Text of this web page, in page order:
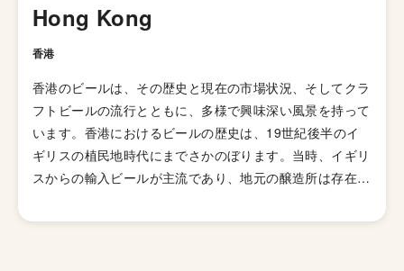
素を加えて頭部を取り除きドライで爽やかな飲み口を実現
した「ブリュットIPA」、ホップが強烈でアルコール度数
味の少ないホップを使い、ジューシーな柑橘系とフローラ
ルのフレーバーが特徴の「ニューイングランドIPA（ヘイ
ジーIPA・ジューシーIPA）」など様々なIPAのスタイルが
存在します。
Hong Kong
香港
香港のビールは、その歴史と現在の市場状況、そしてクラ
フトビールの流行とともに、多様で興味深い風景を持って
います。香港におけるビールの歴史は、19世紀後半のイ
ギリスの植民地時代にまでさかのぼります。当時、イギリ
スからの輸入ビールが主流であり、地元の醸造所は存在し
20世紀に入ると、香港のビール市場は次第に発展し始